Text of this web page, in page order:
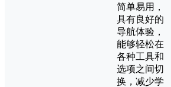
简单易用，
具有良好的
导航体验，
能够轻松在
各种工具和
选项之间切
换，减少学